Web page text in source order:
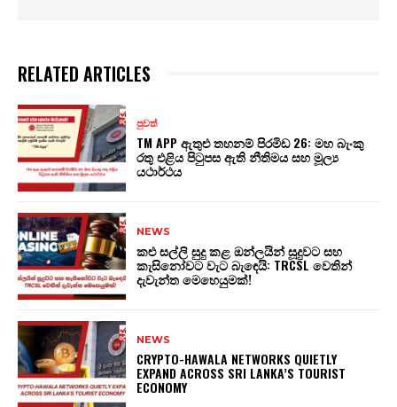
RELATED ARTICLES
පුවත්
TM APP ඇතුළු තහනම් පිරමිඩ 26: මහ බැංකු
රතු එළිය පිටුපස ඇති නීතිමය සහ මූල්‍ය
යථාර්ථය
NEWS
කළු සල්ලි සුදු කළ ඔන්ලයින් සූදුවට සහ
කැසිනෝවට වැට බැඳෙයි: TRCSL වෙතින්
දැවැන්ත මෙහෙයුමක්!
NEWS
CRYPTO-HAWALA NETWORKS QUIETLY
EXPAND ACROSS SRI LANKA’S TOURIST
ECONOMY